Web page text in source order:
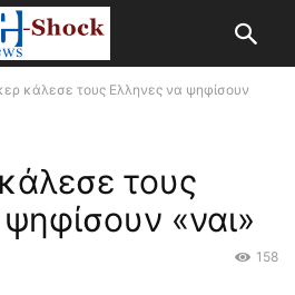
κάλεσε τους Ελληνες να ψηφίσουν
τους
«ναι»
158